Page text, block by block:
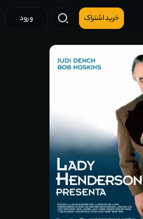
خرید اشتراک ورود